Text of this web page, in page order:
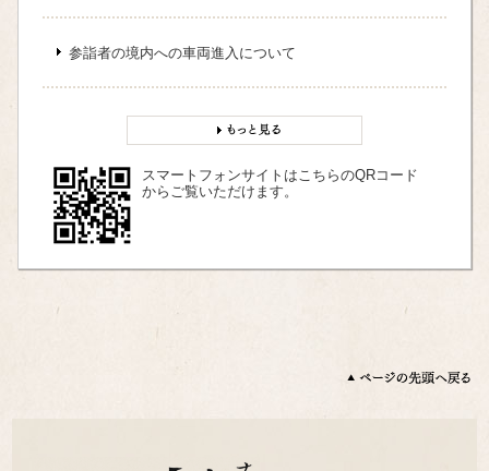
参詣者の境内への車両進入について
スマートフォンサイトはこちらのQRコード
からご覧いただけます。